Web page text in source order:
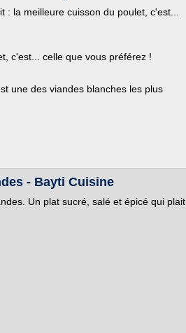
la meilleure cuisson du poulet, c'est...
c'est... celle que vous préférez !
une des viandes blanches les plus
- Bayti Cuisine
Un plat sucré, salé et épicé qui plait